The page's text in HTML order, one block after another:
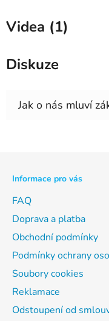
Videa (1)
Diskuze
Informace pro vás
FAQ
Doprava a platba
Obchodní podmínky
Podmínky ochrany
Soubory cookies
Reklamace
Odstoupení od